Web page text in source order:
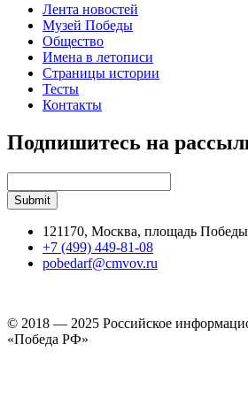
Лента новостей
Музей Победы
Общество
Имена в летописи
Страницы истории
Тесты
Контакты
Подпишитесь на
121170, Москва, площадь
+7 (499) 449-81-08
pobedarf@cmvov.ru
© 2018 — 2025 Российское
«Победа РФ»